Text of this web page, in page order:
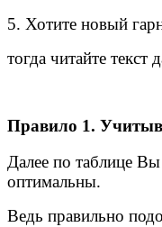
5. Хотите новый
тогда читайте текст
Правило 1.
Далее по таблице
оптимальны.
Ведь правильно